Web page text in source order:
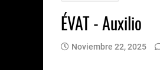
ÉVAT - Auxilio
Noviembre 22, 2025